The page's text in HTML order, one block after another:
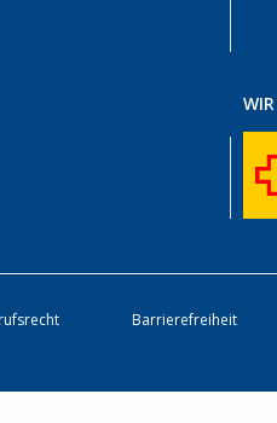
Barrierefreiheit